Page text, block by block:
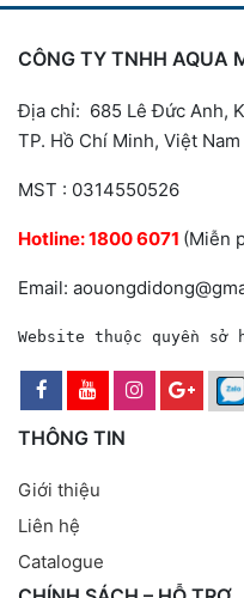
CÔNG TY TNHH AQUA
Địa chỉ: 685 Lê Đức Anh,
TP. Hồ Chí Minh, Việt Nam
MST : 0314550526
Hotline:1800 6071 (Miễn
Email:
Website thuộc quyền sở
THÔNG TIN
Giới thiệu
Liên hệ
Catalogue